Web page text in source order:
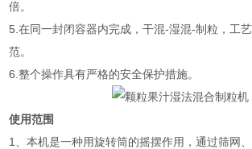
倍。
5.在同一封闭容器内完成，干混-湿混-制粒，工
范。
6.整个操作具有严格的安全保护措施。
使用范围
1、本机是一种用旋转筒的摇摆作用，通过筛网